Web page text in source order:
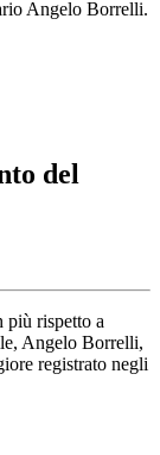
Angelo Borrelli.
del
più rispetto a
Angelo Borrelli,
registrato negli